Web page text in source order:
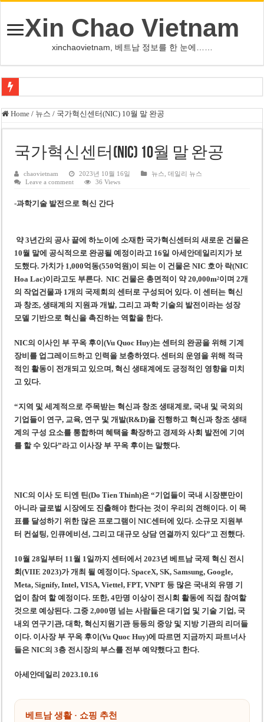
Xin Chao Vietnam
xinchaovietnam, 베트남 정보를 한 눈에……
오덕 목사, 32년 베트남 삶 담은 첫 디카시집 ‘한 컷의 서정’ 출간
베트남 화학·플라스틱 기업 납세 상위 10곳 공개…절반은 국영기업
MWG 대표 “올해 이익 목표 9조2천억동, 2~3개월 조기 달성 자신”
미화원 쪽방 휴게실 논란…허리도 못 펴는 열악한 환경
호찌민시, 올해 국경절 연휴 5일 연속 휴무 확정… 8월 29일~9월 2일
호찌민 Đá Đỏ 수로 정비 사업, 2026년 말 완공 목표
미 국방부, 육군 참모총장 임명 난항
조세심판원, 배우 유연석 30억 세금 불복 청구 기각
Home / 뉴스 / 국가혁신센터(NIC) 10월 말 완공
국가혁신센터(NIC) 10월 말 완공
chaovietnam 2023년 10월 16일 뉴스 ,데일리 뉴스
Leave a comment
36 Views
-과학기술 발전으로 혁신 간다
약 3년간의 공사 끝에 하노이에 소재한 국가혁신센터의 새로운 건물은
10월 말에 공식적으로 완공될 예정이라고 16일 아세안데일리지가 보
도했다. 가치가 1,000억동(550억원)이 되는 이 건물은 NIC 호아 락(NIC
Hoa Lac)이라고도 부른다. NIC 건물은 총면적이 약 20,000m²이며 2개
의 작업건물과 1개의 국제회의 센터로 구성되어 있다. 이 센터는 혁신
과 창조, 생태계의 지원과 개발, 그리고 과학 기술의 발전이라는 성장
모델 기반으로 혁신을 촉진하는 역할을 한다.
NIC의 이사인 부 꾸옥 후이(Vu Quoc Huy)는 센터의 완공을 위해 기계
장비를 업그레이드하고 인력을 보충하였다. 센터의 운영을 위해 적극
적인 활동이 전개되고 있으며, 혁신 생태계에도 긍정적인 영향을 미치
고 있다.
“지역 및 세계적으로 주목받는 혁신과 창조 생태계로, 국내 및 국외의
기업들이 연구, 교육, 연구 및 개발(R&D)을 진행하고 혁신과 창조 생태
계의 구성 요소를 통합하며 혜택을 확장하고 경제와 사회 발전에 기여
를 할 수 있다”라고 이사장 부 꾸옥 후이는 말했다.
NIC의 이사 도 티엔 틴(Do Tien Thinh)은 “기업들이 국내 시장뿐만이
아니라 글로벌 시장에도 진출해야 한다는 것이 우리의 견해이다. 이 목
표를 달성하기 위한 많은 프로그램이 NIC센터에 있다. 소규모 지원부
터 컨설팅, 인큐에비션, 그리고 대규모 상담 연결까지 있다”고 전했다.
10월 28일부터 11월 1일까지 센터에서 2023년 베트남 국제 혁신 전시
회(VIIE 2023)가 개최 될 예정이다. SpaceX, SK, Samsung, Google,
Meta, Signify, Intel, VISA, Viettel, FPT, VNPT 등 많은 국내외 유명 기
업이 참여 할 예정이다. 또한, 4만명 이상이 전시회 활동에 직접 참여할
것으로 예상된다. 그중 2,000명 넘는 사람들은 대기업 및 기술 기업, 국
내외 연구기관, 대학, 혁신지원기관 등등의 중앙 및 지방 기관의 리더들
이다. 이사장 부 꾸옥 후이(Vu Quoc Huy)에 따르면 지금까지 파트너사
들은 NIC의 3층 전시장의 부스를 전부 예약했다고 한다.
아세안데일리 2023.10.16
베트남 생활 · 쇼핑 추천